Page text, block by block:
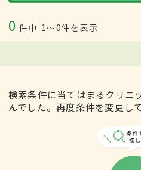
0 件中 1〜0件を表示
検索条件に当てはまるクリニ
んでした。再度条件を変更し